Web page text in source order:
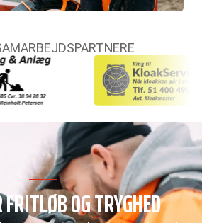
FRITLØB OG TRYGHED